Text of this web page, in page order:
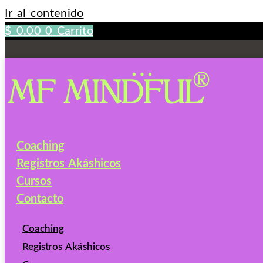
Ir al contenido
$ 0.00 0 Carrito
Coaching
Registros Akáshicos
Cursos
Contacto
Coaching
Registros Akáshicos